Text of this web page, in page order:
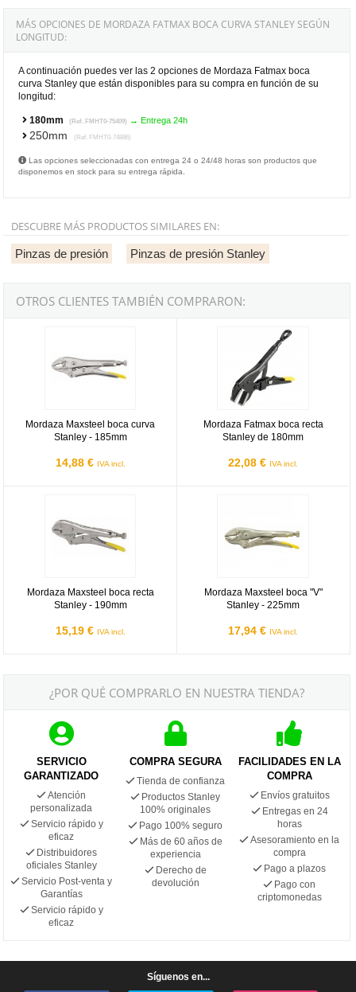
MÁS OPCIONES DE MORDAZA FATMAX BOCA CURVA STANLEY SEGÚN
LONGITUD:
A continuación puedes ver las 2 opciones de Mordaza Fatmax boca
curva Stanley que están disponibles para su compra en función de su
longitud:
180mm (Ref. FMHT0-75409) → Entrega 24h
250mm (Ref. FMHT0-74886)
Las opciones seleccionadas con entrega 24 o 24/48 horas son productos que
disponemos en stock para su entrega rápida.
DESCUBRE MÁS PRODUCTOS SIMILARES EN:
Pinzas de presión Pinzas de presión Stanley
OTROS CLIENTES TAMBIÉN COMPRARON:
Mordaza Maxsteel boca curva
Stanley - 185mm
14,88 € IVA incl.
Mordaza Fatmax boca recta
Stanley de 180mm
22,08 € IVA incl.
Mordaza Fatmax boca recta
Mordaza Maxsteel boca recta
Stanley - 190mm
15,19 € IVA incl.
Mordaza Maxsteel boca "V"
Stanley - 225mm
17,94 € IVA incl.
¿POR QUÉ COMPRARLO EN NUESTRA TIENDA?
SERVICIO
GARANTIZADO
Atención
personalizada
Servicio rápido y
eficaz
Distribuidores
oficiales Stanley
Servicio Post-venta y
Garantías
Servicio rápido y
eficaz
COMPRA SEGURA
Tienda de confianza
Productos Stanley
100% originales
Pago 100% seguro
Más de 60 años de
experiencia
Derecho de
devolución
FACILIDADES EN LA
COMPRA
Envíos gratuitos
Entregas en 24
horas
Asesoramiento en la
compra
Pago a plazos
Pago con
criptomonedas
Síguenos en...